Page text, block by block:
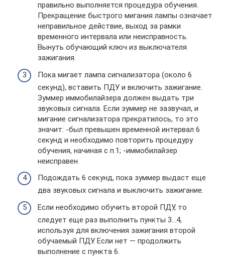
правильно выполняется процедура обучения.
Прекращение быстрого мигания лампы означает
неправильное действие, выход за рамки
временного интервала или неисправность.
Вынуть обучающий ключ из выключателя
зажигания.
Пока мигает лампа сигнализатора (около 6
секунд), вставить ПДУ и включить зажигание.
Зуммер иммобилайзера должен выдать три
звуковых сигнала. Если зуммер не зазвучал, и
мигание сигнализатора прекратилось, то это
значит: -был превышен временной интервал 6
секунд и необходимо повторить процедуру
обучения, начиная с п.1; -иммобилайзер
неисправен
Подождать 6 секунд, пока зуммер выдаст еще
два звуковых сигнала и выключить зажигание.
Если необходимо обучить второй ПДУ, то
следует еще раз выполнить пункты 3…4,
используя для включения зажигания второй
обучаемый ПДУ. Если нет — продолжить
выполнение с пункта 6.